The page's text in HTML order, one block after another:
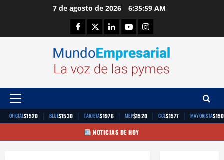
7 de agosto de 2026 6:35:59 AM
Facebook
TwitterLinkedinYoutubeInstagram
Menú
principal
OFICIAL$1520 | BLUE$1530 | TARJETA$1976 | MEP$1520 | CCL$1577 | MAYORISTA
NOTICIAS DE HOY